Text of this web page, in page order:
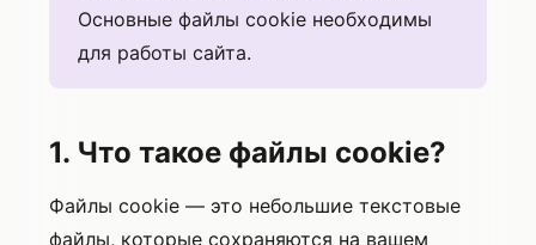
Основные файлы cookie необходимы
для работы сайта.
1. Что такое файлы cookie?
Файлы cookie — это небольшие текстовые
файлы, которые сохраняются на вашем